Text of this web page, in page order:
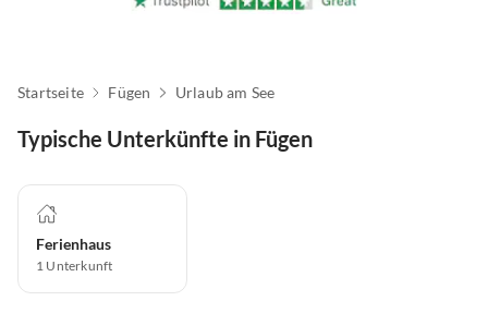
Startseite Fügen Urlaub am See
Typische Unterkünfte in Fügen
Ferienhaus
1 Unterkunft